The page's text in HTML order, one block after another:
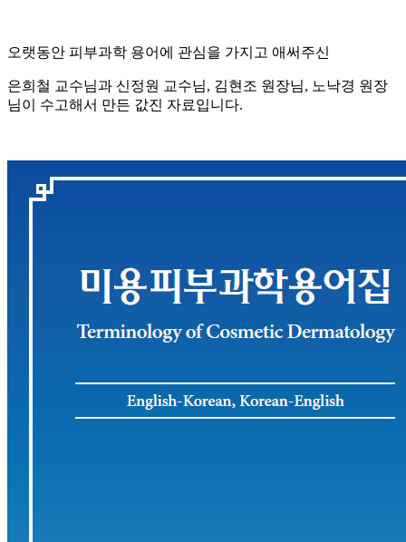
오랫동안 피부과학 용어에 관심을 가지고 애써주신
은희철 교수님과 신정원 교수님, 김현조 원장님, 노낙경 원장
님이 수고해서 만든 값진 자료입니다.